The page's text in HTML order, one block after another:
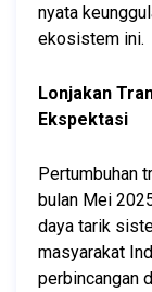
nyata
ekosistem ini.
Lonjakan
Ekspektasi
Pertumbuhan
bulan Mei
daya tarik
masyarakat
perbincangan